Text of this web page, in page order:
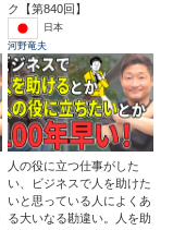
ク【第840回】
日本
河野竜夫
人の役に立つ仕事がした
い、ビジネスで人を助けた
いと思っている人によくあ
る大いなる勘違い。人を助